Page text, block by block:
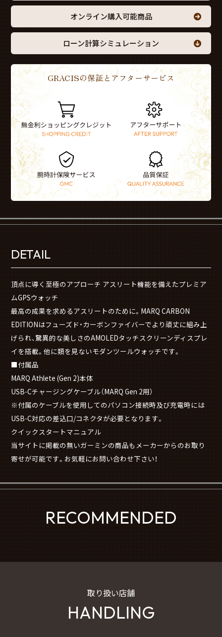
オンライン購入可能商品
ローン計算シミュレーション
GRACISの保証とアフターサービス
DETAIL
頂点に導く至極のアプローチ アスリート機能を備えたプレミア
ムGPSウォッチ
最高の成果を求めるアスリートのために。MARQ CARBON
EDITIONはフューズド・カーボンファイバーでより頑丈に組み上
げられ、驚異的な美しさのAMOLEDタッチスクリーンディスプレ
イを搭載。他に類を見ないモダンツールウォッチです。
■付属品
MARQ Athlete (Gen 2)本体
USB-Cチャージングケーブル（MARQ Gen 2用）
※付属のケーブルを使用してのパソコン接続時及び充電時には
USB-C対応の差込口/コネクタが必要となります。
クイックスタートマニュアル
当サイトに掲載の無いガーミンの商品もメーカーからのお取り
寄せが可能です。お気軽にお問い合わせ下さい！
RECOMMENDED
取り扱い店舗
HANDLING